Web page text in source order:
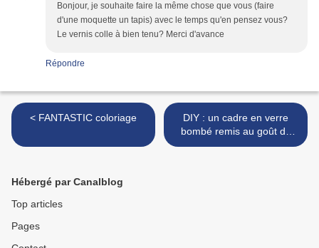
Bonjour, je souhaite faire la même chose que vous (faire
d'une moquette un tapis) avec le temps qu'en pensez vous?
Le vernis colle à bien tenu? Merci d'avance
Répondre
< FANTASTIC coloriage
DIY : un cadre en verre
bombé remis au goût du
jour >
Hébergé par Canalblog
Top articles
Pages